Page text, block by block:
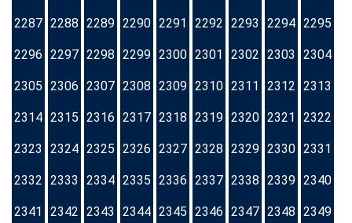
2287 2288 2289 2290 2291 2292 2293 2294 2295
2296 2297 2298 2299 2300 2301 2302 2303 2304
2305 2306 2307 2308 2309 2310 2311 2312 2313
2314 2315 2316 2317 2318 2319 2320 2321 2322
2323 2324 2325 2326 2327 2328 2329 2330 2331
2332 2333 2334 2335 2336 2337 2338 2339 2340
2341 2342 2343 2344 2345 2346 2347 2348 2349